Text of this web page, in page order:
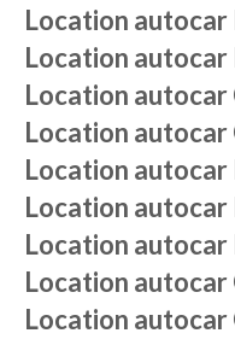
Location autocar
Location autocar
Location autocar
Location autocar
Location autocar
Location autocar
Location autocar
Location autocar
Location autocar